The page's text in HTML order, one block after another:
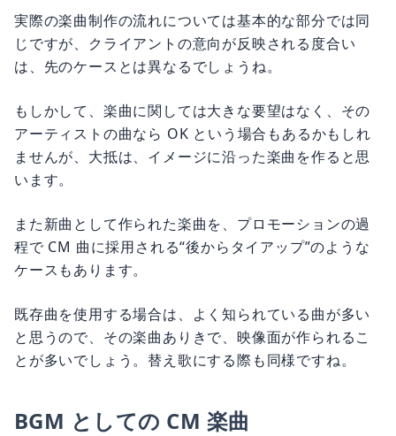
実際の楽曲制作の流れについては基本的な部分では同
じですが、クライアントの意向が反映される度合い
は、先のケースとは異なるでしょうね。
もしかして、楽曲に関しては大きな要望はなく、その
アーティストの曲なら OK という場合もあるかもしれ
ませんが、大抵は、イメージに沿った楽曲を作ると思
います。
また新曲として作られた楽曲を、プロモーションの過
程で CM 曲に採用される“後からタイアップ”のような
ケースもあります。
既存曲を使用する場合は、よく知られている曲が多い
と思うので、その楽曲ありきで、映像面が作られるこ
とが多いでしょう。替え歌にする際も同様ですね。
BGM としての CM 楽曲